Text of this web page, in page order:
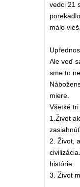
vedci 21
málo
Ale veď
sme to
miere.
Všetké
1.Život
2. Život,
histórie
3. Život